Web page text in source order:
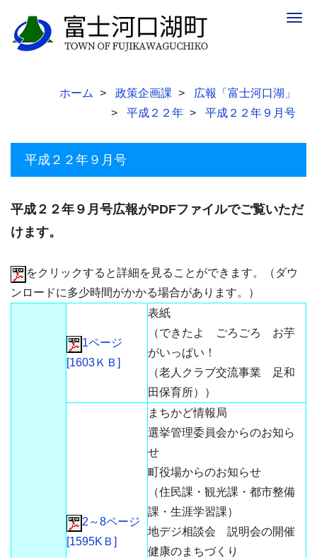
ホーム 政策企画課
広報「富士河口湖」
平成２２年
平成２２年９月号
平成２２年９月号
平成２２年９月号広報がPDFファイルでご覧いただ
けます。
をクリックすると詳細を見ることができます。（ダウ
ンロードに多少時間がかかる場合があります。）
1ページ
[1603ＫＢ]
表紙
（できたよ ごろごろ お芋
がいっぱい！
（老人クラブ交流事業 足和
田保育所））
2～8ページ
[1595KＢ]
まちかど情報局
選挙管理委員会からのお知ら
せ
町役場からのお知らせ
（住民課・観光課・都市整備
課・生涯学習課）
地デジ相談会 説明会の開催
健康のまちづくり